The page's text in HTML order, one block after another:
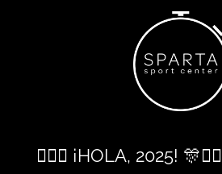
🏋️‍♀️🎊 ¡HOLA, 2025! 🎊🏋️‍♀️